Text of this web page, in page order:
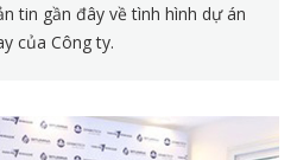
tin gần đây về tình hình dự án
của Công ty.